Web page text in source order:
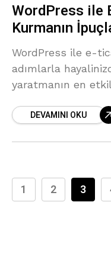
WordPress ile
Kurmanın
WordPress ile e-
adımlarla
yaratmanın en
DEVAMINI OKU
1 2 3